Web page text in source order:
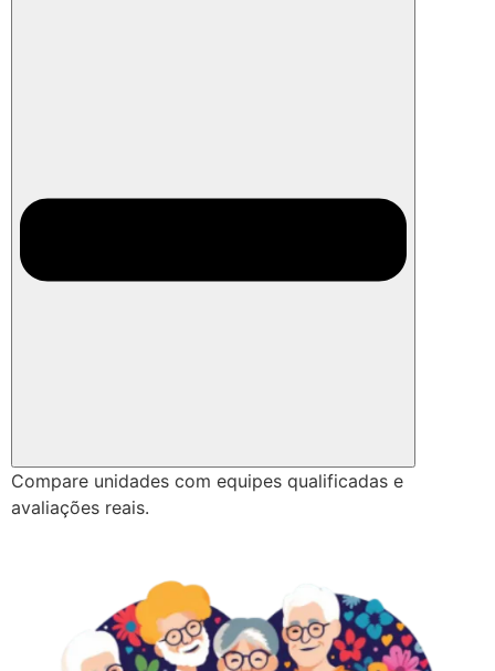
Compare unidades com equipes qualificadas e
avaliações reais.